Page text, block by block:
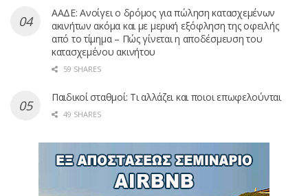
ΑΑΔΕ: Ανοίγει ο δρόμος για πώληση κατασχεμένων
ακινήτων ακόμα και με μερική εξόφληση της οφειλής
από το τίμημα – Πώς γίνεται η αποδέσμευση του
κατασχεμένου ακινήτου
59 SHARES
Παιδικοί σταθμοί: Τι αλλάζει και ποιοι επωφελούνται
49 SHARES